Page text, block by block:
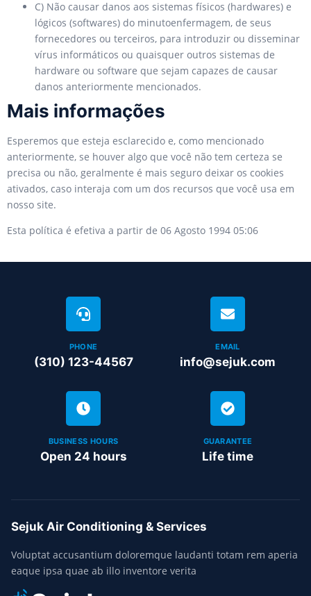
C) Não causar danos aos sistemas físicos (hardwares) e
lógicos (softwares) do minutoenfermagem, de seus
fornecedores ou terceiros, para introduzir ou disseminar
vírus informáticos ou quaisquer outros sistemas de
hardware ou software que sejam capazes de causar
danos anteriormente mencionados.
Mais informações
Esperemos que esteja esclarecido e, como mencionado
anteriormente, se houver algo que você não tem certeza se
precisa ou não, geralmente é mais seguro deixar os cookies
ativados, caso interaja com um dos recursos que você usa em
nosso site.
Esta política é efetiva a partir de 06 Agosto 1994 05:06
PHONE
(310) 123-44567
EMAIL
info@sejuk.com
BUSINESS HOURS
Open 24 hours
GUARANTEE
Life time
Sejuk Air Conditioning & Services
Voluptat accusantium doloremque laudanti totam rem aperia
eaque ipsa quae ab illo inventore verita